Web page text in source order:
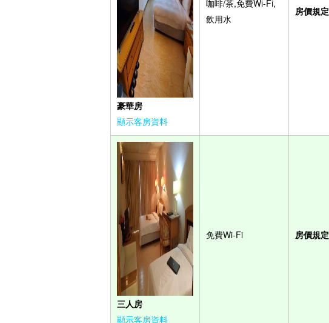
豪華房
顯示客房資料
咖啡/茶,免費Wi-Fi,
飲用水
房價規定
三人房
顯示客房資料
免費Wi-Fi 房價規定